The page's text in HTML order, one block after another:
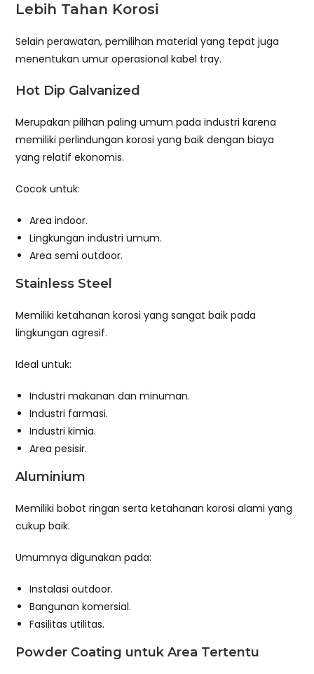
Lebih Tahan Korosi
Selain perawatan, pemilihan material yang tepat juga
menentukan umur operasional kabel tray.
Hot Dip Galvanized
Merupakan pilihan paling umum pada industri karena
memiliki perlindungan korosi yang baik dengan biaya
yang relatif ekonomis.
Cocok untuk:
Area indoor.
Lingkungan industri umum.
Area semi outdoor.
Stainless Steel
Memiliki ketahanan korosi yang sangat baik pada
lingkungan agresif.
Ideal untuk:
Industri makanan dan minuman.
Industri farmasi.
Industri kimia.
Area pesisir.
Aluminium
Memiliki bobot ringan serta ketahanan korosi alami yang
cukup baik.
Umumnya digunakan pada:
Instalasi outdoor.
Bangunan komersial.
Fasilitas utilitas.
Powder Coating untuk Area Tertentu